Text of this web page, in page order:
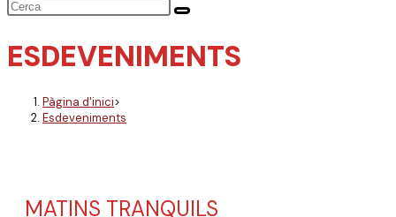
ESDEVENIMENTS
Pàgina d'inici>
Esdeveniments
MATINS TRANQUILS